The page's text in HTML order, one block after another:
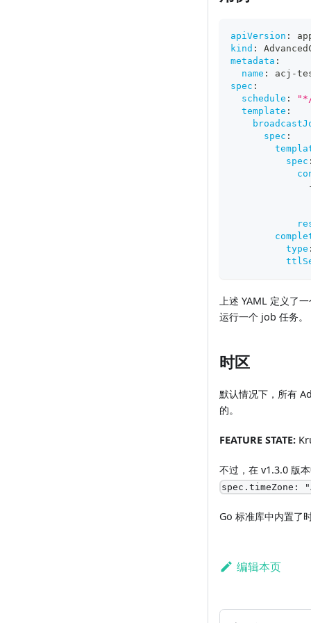
apiVersion :
kind :
metadata :
name : acj -
spec :
schedule :
template :
spec :
spec
type
上述 YAML 定义了
运行一个 job 任务。
时区
默认情况下，所有
的。
FEATURE STATE:
不过，在 v1.3.0 版
spec.timeZone:
Go 标准库中内置了
编辑本页